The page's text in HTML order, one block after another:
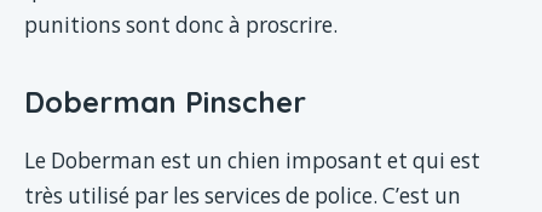
punitions sont donc à proscrire.
Doberman Pinscher
Le Doberman est un chien imposant et qui est
très utilisé par les services de police. C’est un